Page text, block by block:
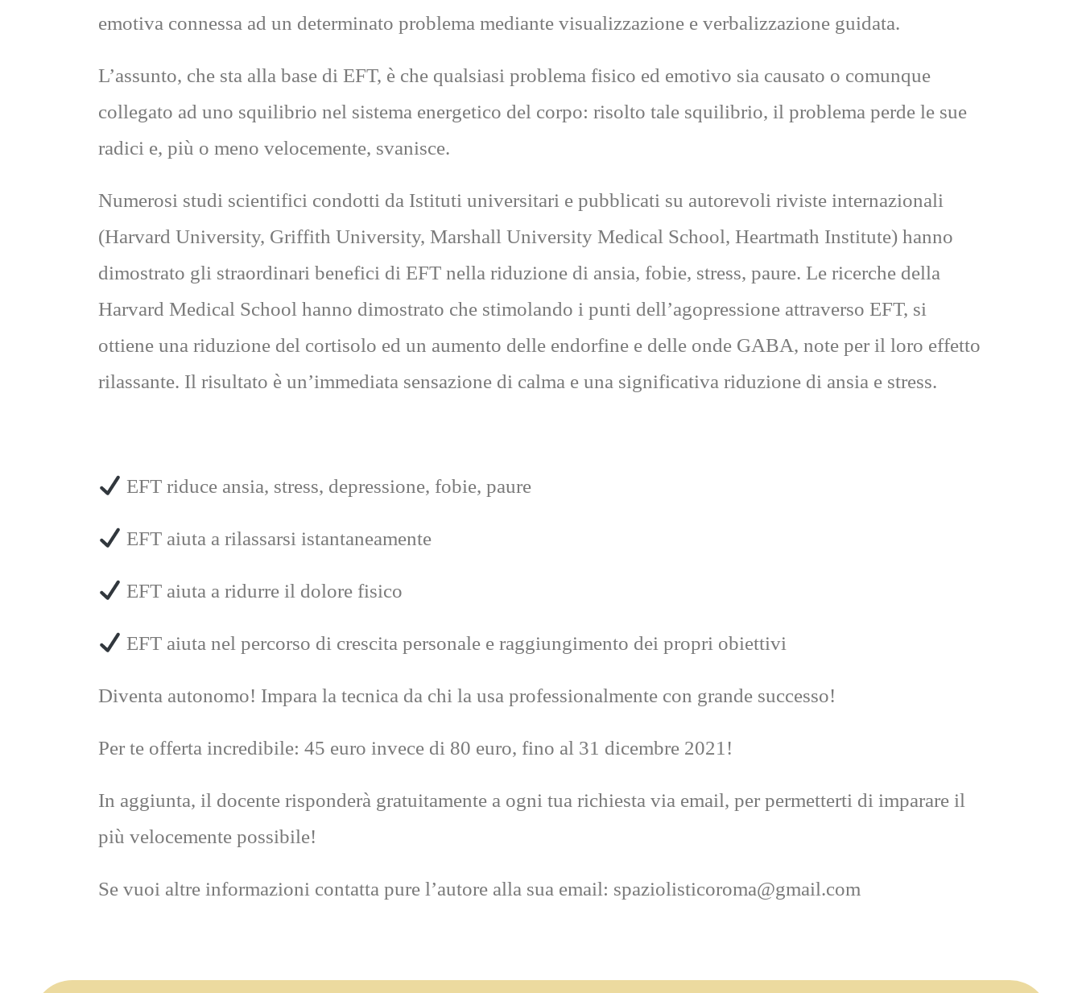
emotiva connessa ad un determinato problema mediante visualizzazione e verbalizzazione guidata.
L’assunto, che sta alla base di EFT, è che qualsiasi problema fisico ed emotivo sia causato o comunque
collegato ad uno squilibrio nel sistema energetico del corpo: risolto tale squilibrio, il problema perde le sue
radici e, più o meno velocemente, svanisce.
Numerosi studi scientifici condotti da Istituti universitari e pubblicati su autorevoli riviste internazionali
(Harvard University, Griffith University, Marshall University Medical School, Heartmath Institute) hanno
dimostrato gli straordinari benefici di EFT nella riduzione di ansia, fobie, stress, paure. Le ricerche della
Harvard Medical School hanno dimostrato che stimolando i punti dell’agopressione attraverso EFT, si
ottiene una riduzione del cortisolo ed un aumento delle endorfine e delle onde GABA, note per il loro effetto
rilassante. Il risultato è un’immediata sensazione di calma e una significativa riduzione di ansia e stress.
EFT riduce ansia, stress, depressione, fobie, paure
EFT aiuta a rilassarsi istantaneamente
EFT aiuta a ridurre il dolore fisico
EFT aiuta nel percorso di crescita personale e raggiungimento dei propri obiettivi
Diventa autonomo! Impara la tecnica da chi la usa professionalmente con grande successo!
Per te offerta incredibile: 45 euro invece di 80 euro, fino al 31 dicembre 2021!
In aggiunta, il docente risponderà gratuitamente a ogni tua richiesta via email, per permetterti di imparare il
più velocemente possibile!
Se vuoi altre informazioni contatta pure l’autore alla sua email: spaziolisticoroma@gmail.com